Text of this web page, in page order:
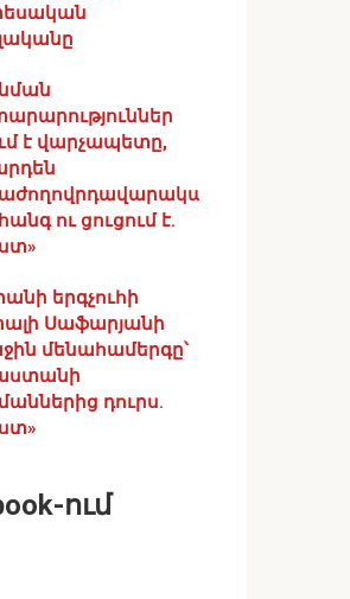
է վարչապետը,
ու ցուցում է.
երգչուհի
Սաֆարյանի
մենահամերգը՝
դուրս.
ում